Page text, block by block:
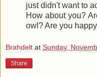
just didn't want to
How about you?
owl? Are you
Brahdelt at Sunday,
Share